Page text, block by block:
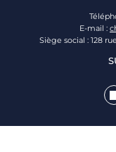
E-mail :
Siège social : 128